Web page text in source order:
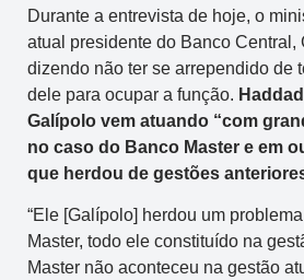
Durante a entrevista de hoje, o
atual presidente do Banco Central,
dizendo não ter se arrependido de
dele para ocupar a função.
Galípolo vem atuando “com
no caso do Banco Master e em
que herdou de gestões
“Ele [Galípolo] herdou um
Master, todo ele constituído na
Master não aconteceu na gestão